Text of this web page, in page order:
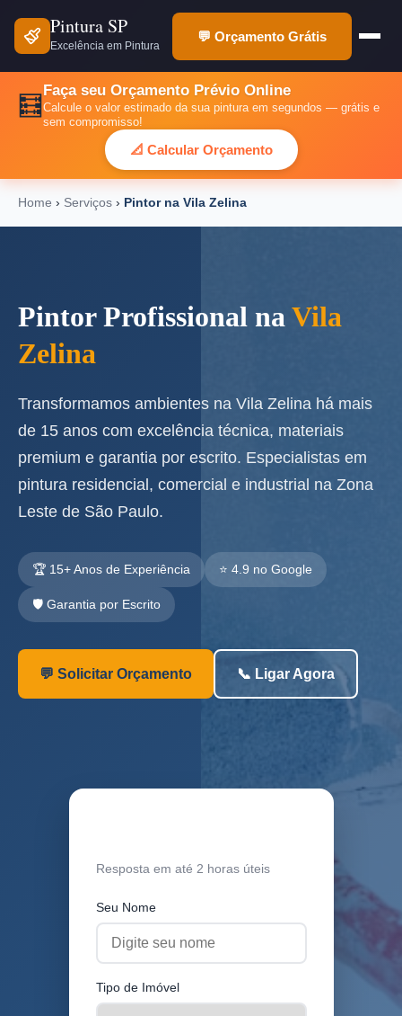
Pintura SP
Excelência em Pintura
💬 Orçamento Grátis
🧮
Faça seu Orçamento Prévio Online
Calcule o valor estimado da sua pintura em segundos — grátis e
sem compromisso!
📐 Calcular Orçamento
Home › Serviços › Pintor na Vila Zelina
Pintor Profissional na Vila
Zelina
Transformamos ambientes na Vila Zelina há mais
de 15 anos com excelência técnica, materiais
premium e garantia por escrito. Especialistas em
pintura residencial, comercial e industrial na Zona
Leste de São Paulo.
🏆 15+ Anos de Experiência ⭐ 4.9 no Google
🛡️ Garantia por Escrito
💬 Solicitar Orçamento 📞 Ligar Agora
Resposta em até 2 horas úteis
Seu Nome
Tipo de Imóvel